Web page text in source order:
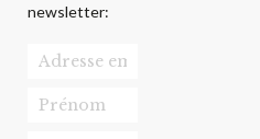
newsletter: